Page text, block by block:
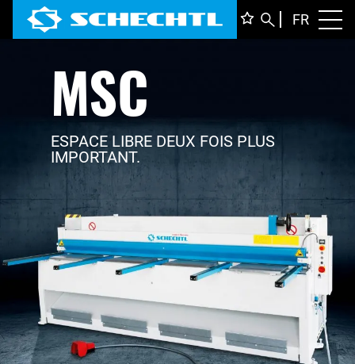
FR
MSC
ESPACE LIBRE DEUX FOIS PLUS
IMPORTANT.